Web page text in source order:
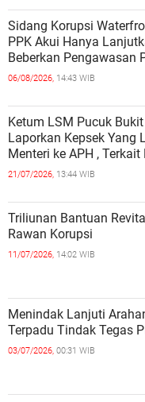
Sidang Korupsi
PPK Akui Hanya
Beberkan Pengawasan
06/08/2026, 14:43 WIB
Ketum LSM Pucuk
Laporkan Kepsek Yang
Menteri ke APH , Terkait Dana Revitalisasi
Sekolah
21/07/2026, 13:44 WIB
Triliunan Bantuan
Rawan Korupsi
11/07/2026, 14:02 WIB
Menindak Lanjuti
Terpadu Tindak
03/07/2026, 00:31 WIB